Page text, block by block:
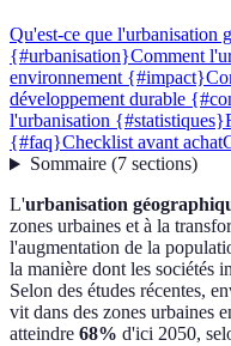
Qu'est-ce que l'urbanisation
{#urbanisation}Comment
environnement {#impact}
développement durable
l'urbanisation {#statistiques}
{#faq}Checklist avant achat
Sommaire(7 sections)
L'urbanisation
zones urbaines et à la
l'augmentation de la
la manière dont les sociétés
Selon des études récentes,
vit dans des zones urbaines
atteindre 68% d'ici 2050,